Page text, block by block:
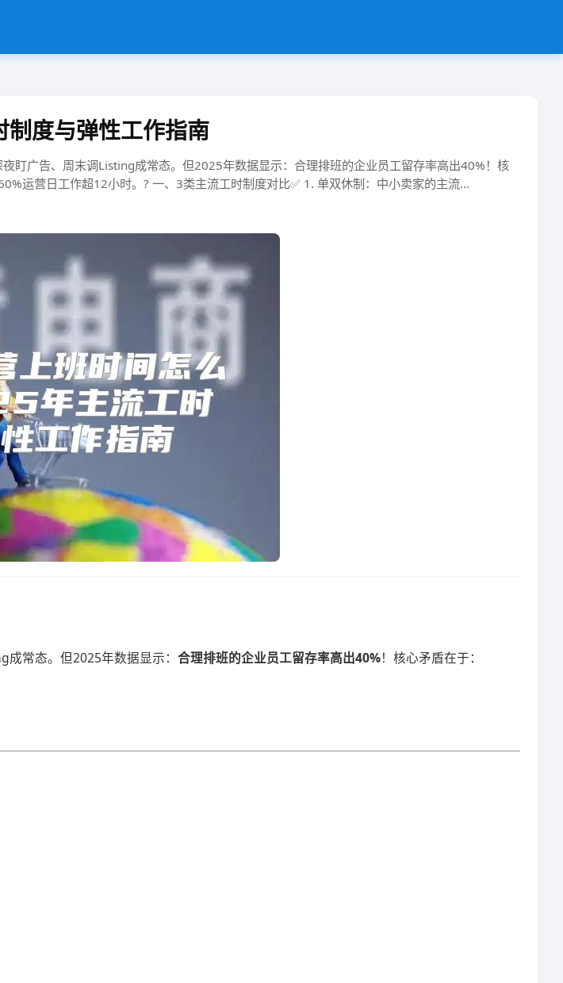
度与弹性工作指南
盯广告、周末调Listing成常态。但2025年数据显示：​​合理排班的企业员工留存率高出40%​​！核
运营日工作超12小时。? 一、3类主流工时制度对比✅ ​​1. 单双休制：中小卖家的主流...
成常态。但2025年数据显示：​​合理排班的企业员工留存率高出40%​​！核心矛盾在于：